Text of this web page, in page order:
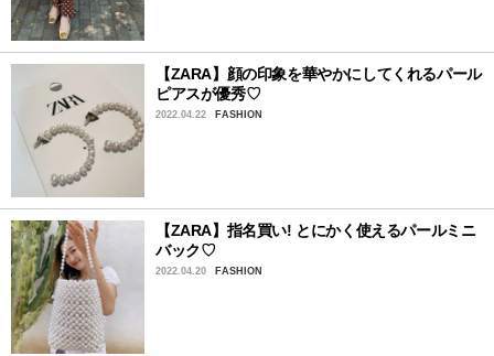
【ZARA】顔の印象を華やかにしてくれるパール
ピアスが優秀♡
2022.04.22 FASHION
【ZARA】指名買い! とにかく使えるパールミニ
バック♡
2022.04.20 FASHION